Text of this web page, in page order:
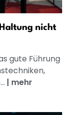
nicht
gute Führung
| mehr